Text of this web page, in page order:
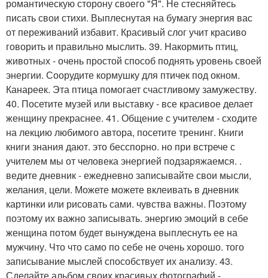
романтическую сторону своего "Я". Не стесняйтесь
писать свои стихи. Выплеснутая на бумагу энергия вас
от переживаний избавит. Красивый слог учит красиво
говорить и правильно мыслить. 39. Накормить птиц,
животных - очень простой способ поднять уровень своей
энергии. Соорудите кормушку для птичек под окном.
Канареек. Эта птица помогает счастливому замужеству.
40. Посетите музей или выставку - все красивое делает
женщину прекраснее. 41. Общение с учителем - сходите
на лекцию любимого автора, посетите тренинг. Книги
книги знания дают. это бесспорно. но при встрече с
учителем мы от человека энергией подзаряжаемся. .
ведите дневник - ежедневно записывайте свои мысли,
желания, цели. Можете можете вклеивать в дневник
картинки или рисовать сами. чувства важны. Поэтому
поэтому их важно записывать. энергию эмоций в себе
женщина потом будет вынуждена выплеснуть ее на
мужчину. Что что само по себе не очень хорошо. того
записывание мыслей способствует их анализу. 43.